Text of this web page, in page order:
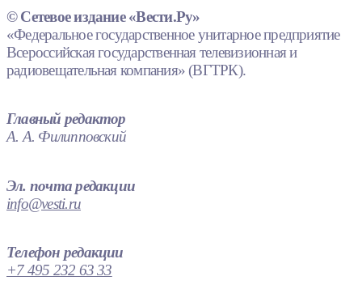
© Сетевое издание «Вести.Ру»
«Федеральное государственное унитарное предприятие
Всероссийская государственная телевизионная и
радиовещательная компания» (ВГТРК).
Главный редактор
А. А. Филипповский
Эл. почта редакции
info@vesti.ru
Телефон редакции
+7 495 232 63 33